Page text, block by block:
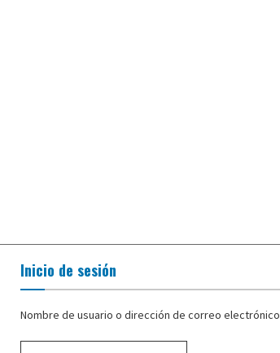
Inicio de sesión
Nombre de usuario o dirección de correo electrónico